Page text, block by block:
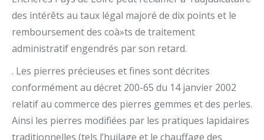
des intérêts au taux légal majoré de dix points et le
remboursement des coà»ts de traitement
administratif engendrés par son retard.
. Les pierres précieuses et fines sont décrites
conformément au décret 200-65 du 14 janvier 2002
relatif au commerce des pierres gemmes et des perles.
Ainsi les pierres modifiées par les pratiques lapidaires
traditionnelles (tels l’huilage et le chauffage des